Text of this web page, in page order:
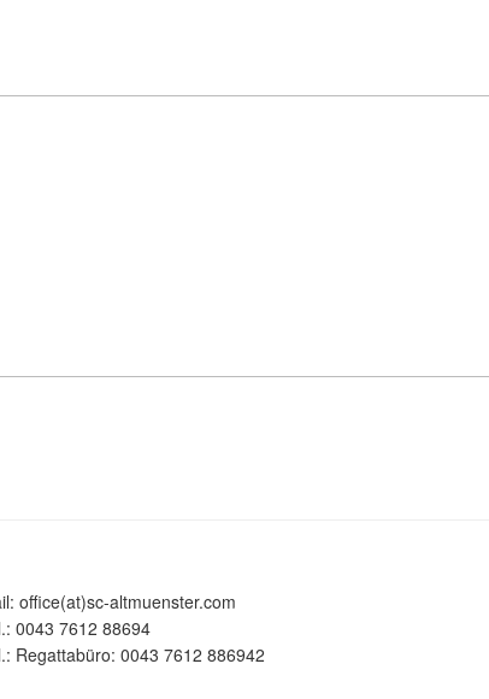
office(at)sc-altmuenster.com
0043 7612 88694
Regattabüro: 0043 7612 886942